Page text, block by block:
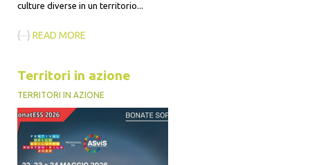
culture diverse in un territorio...
{···} READ MORE
Territori in azione
TERRITORI IN AZIONE